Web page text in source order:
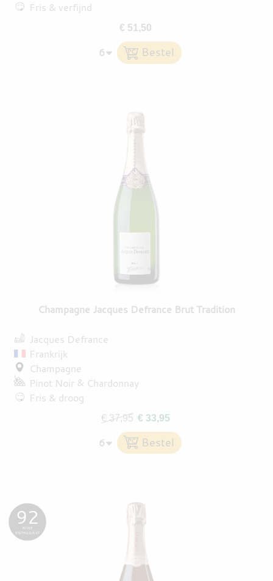
Fris & verfijnd
€ 51,50
Champagne Jacques Defrance Brut Tradition
Jacques Defrance
Frankrijk
Champagne
Pinot Noir
Chardonnay
Fris & droog
€ 37,95 € 33,95
92
WINE
ENTHUSIAST